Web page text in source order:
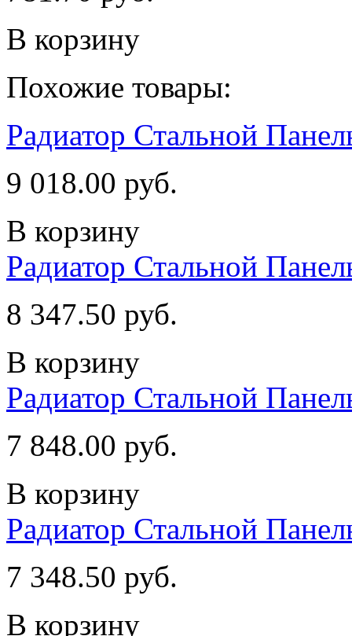
В корзину
Похожие товары:
Радиатор Стальной
9 018.00 руб.
В корзину
Радиатор Стальной
8 347.50 руб.
В корзину
Радиатор Стальной
7 848.00 руб.
В корзину
Радиатор Стальной
7 348.50 руб.
В корзину